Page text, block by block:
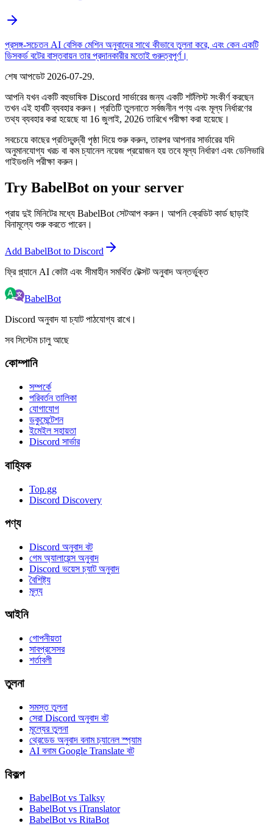
প্রসঙ্গ-সচেতন AI বেসিক মেশিন অনুবাদের সাথে কীভাবে তুলনা করে, এবং কেন একটি
ডিসকর্ড বটের বাস্তবায়ন তার প্রদানকারীর মতোই গুরুত্বপূর্ণ।
শেষ আপডেট 2026-07-29.
আপনি যখন একটি বহুভাষিক Discord সার্ভারের জন্য একটি শর্টলিস্ট সংকীর্ণ করছেন
তখন এই হাবটি ব্যবহার করুন। প্রতিটি তুলনাতে সর্বজনীন পণ্য এবং মূল্য নির্ধারণের
তথ্য ব্যবহার করা হয়েছে যা 16 জুলাই, 2026 তারিখে পরীক্ষা করা হয়েছে।
সবচেয়ে কাছের প্রতিদ্বন্দ্বী পৃষ্ঠা দিয়ে শুরু করুন, তারপর আপনার সার্ভারের যদি
অনুমানযোগ্য খরচ বা কম চ্যানেল নয়েজ প্রয়োজন হয় তবে মূল্য নির্ধারণ এবং ডেলিভারি
গাইডগুলি পরীক্ষা করুন।
Try BabelBot on your server
প্রায় দুই মিনিটের মধ্যে BabelBot সেটআপ করুন। আপনি ক্রেডিট কার্ড ছাড়াই
বিনামূল্যে শুরু করতে পারেন।
Add BabelBot to Discord
ফ্রি প্ল্যানে AI কোটা এবং সীমাহীন সমর্থিত টেক্সট অনুবাদ অন্তর্ভুক্ত
BabelBot
Discord অনুবাদ যা চ্যাট পাঠযোগ্য রাখে।
সব সিস্টেম চালু আছে
কোম্পানি
সম্পর্কে
পরিবর্তন তালিকা
যোগাযোগ
ডকুমেন্টেশন
ইমেইল সহায়তা
Discord সার্ভার
বাহ্যিক
Top.gg
Discord Discovery
পণ্য
Discord অনুবাদ বট
গেম অ্যালায়েন্স অনুবাদ
Discord ভয়েস চ্যাট অনুবাদ
বৈশিষ্ট্য
মূল্য
আইনি
গোপনীয়তা
সাবপ্রসেসর
শর্তাবলী
তুলনা
সমস্ত তুলনা
সেরা Discord অনুবাদ বট
মূল্যের তুলনা
থ্রেডেড অনুবাদ বনাম চ্যানেল স্প্যাম
AI বনাম Google Translate বট
বিকল্প
BabelBot vs Talksy
BabelBot vs iTranslator
BabelBot vs RitaBot